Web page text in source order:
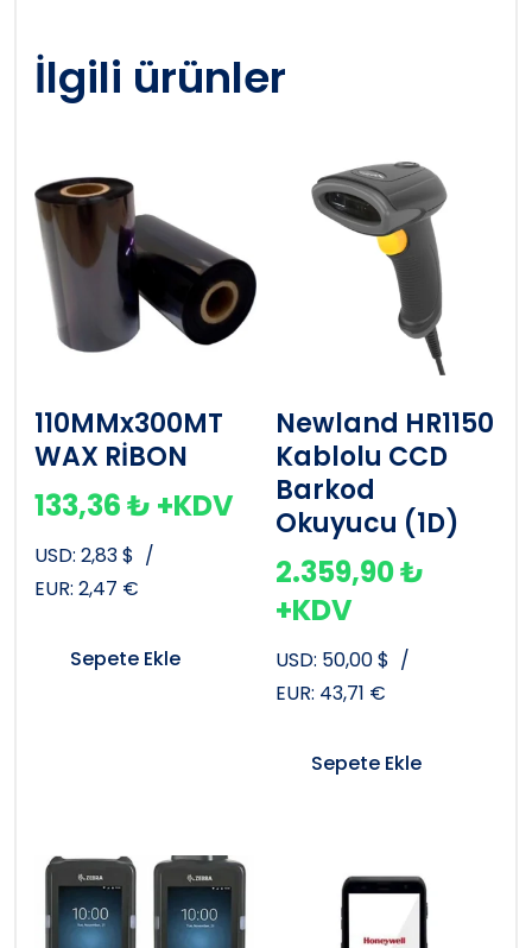
İlgili ürünler
110MMx300MT
WAX RİBON
133,36₺ +KDV
USD: 2,83$ /
EUR: 2,47 €
Sepete Ekle
Newland HR1150
Kablolu CCD
Barkod
Okuyucu (1D)
2.359,90₺
+KDV
USD: 50,00$ /
EUR: 43,71 €
Sepete Ekle